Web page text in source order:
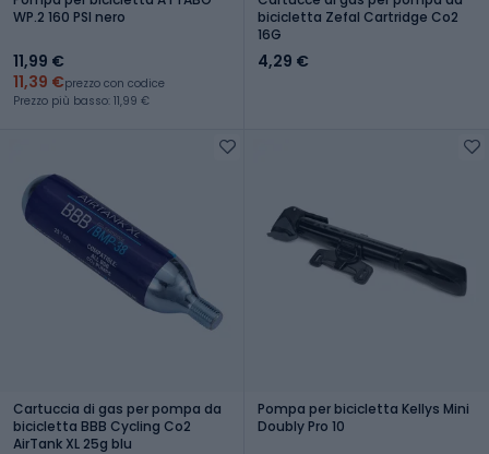
WP.2 160 PSI nero
11,99 €
11,39 €prezzo con codice
Prezzo più basso: 11,99 €
bicicletta Zefal Cartridge Co2
16G
4,29 €
Cartuccia di gas per pompa da
bicicletta BBB Cycling Co2
AirTank XL 25g blu
Pompa per bicicletta Kellys Mini
Doubly Pro 10